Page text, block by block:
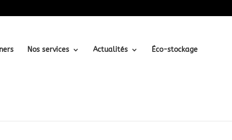
Nos services Actualités Éco-stockage